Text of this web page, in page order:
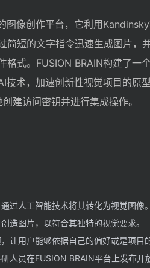
图像创作平台，它利用
简短的文字指令迅速生成图片，
格式。FUSION BRAIN构建了一
技术，加速创新性视觉项目的原
建访问密钥并进行集成操作。
过人工智能技术将其转化为视觉图像。
造图片，以符合其独特的视觉要求。
让用户能够依据自己的偏好或是项目
人员在FUSION BRAIN平台上发布开